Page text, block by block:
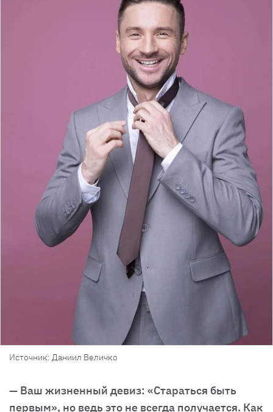
Источник: Даниил Величко
— Ваш жизненный девиз: «Стараться быть
первым», но ведь это не всегда получается. Как